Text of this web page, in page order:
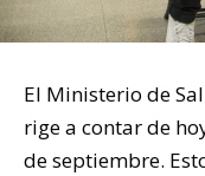
El Ministerio de
rige a contar de
de septiembre.